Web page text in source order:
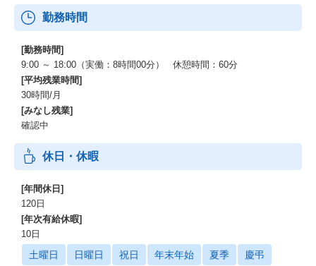
代表取締役社長の河野と共に外部施設や企業を視察し、河野との
コミュニケーションを通して経営幹部に必要な思考・行動を学ぶ
機会としております。
■教育制度
・オンボーディング研修
・OJT研修
・メンター制度
・コンプライアンス研修
・自己啓発支援プログラム(教育に関するTips)
・手挙げ型研修(ビジネススキル研修)
・階層別研修（1年目、3年目、リーダー、管理職）ほか
■女性活躍推進プロジェクト
ダイバーシティ推進の取り組みの1つとして女性に焦点をあて、潜
在的な女性活躍における問題・課題に対し社員の声をまとめ、企
業成長や社会的価値向上に繋げることを目的としたプロジェク
ト。
最終的には、これまで以上に性別、国籍、年齢等に関わらず全社
勤務時間
[勤務時間]
9:00 ～ 18:00（実働：8時間00分） 休憩時間：60分
[平均残業時間]
30時間/月
[みなし残業]
確認中
休日・休暇
[年間休日]
120日
[年次有給休暇]
10日
土曜日 日曜日 祝日 年末年始 夏季 慶弔